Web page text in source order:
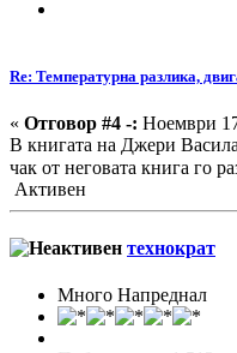
Re: Температурна разлика,
« Отговор #4 -: Ноември
В книгата на Джери
чак от неговата книга го
Активен
технократ
Много Напреднал